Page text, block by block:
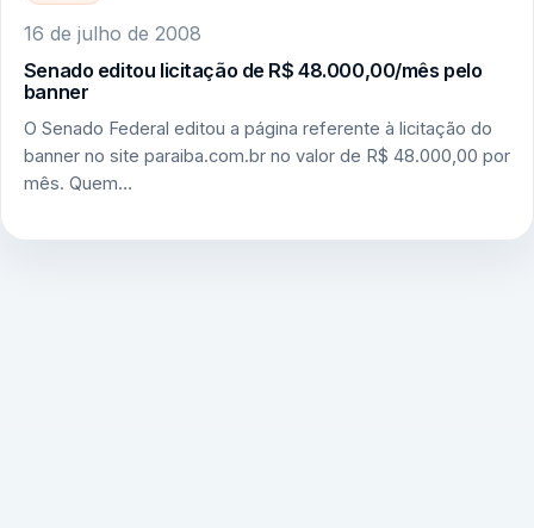
16 de julho de 2008
Senado editou licitação de R$ 48.000,00/mês pelo
banner
O Senado Federal editou a página referente à licitação do
banner no site paraiba.com.br no valor de R$ 48.000,00 por
mês. Quem…